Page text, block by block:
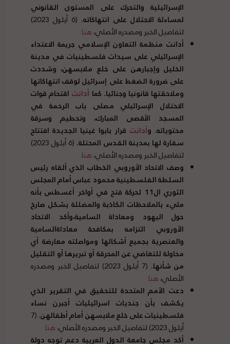
الإسرائيلية والتحرك على المستوى القانوني
لمساءلة الاحتلال على انتهاكاته.
(6 أيلول 2023)
لتفاصيل الخبر ومصدره الأصلي،هنا
أدانت منظمة التعاون الإسلامي جريمة الاعتداء
الإسرائيلي على سيدات فلسطينيات في مدينة
الخليل وإجبارهن على خلع ملابسهن، وشددت
على ضرورة الضغط على إسرائيل لوقف انتهاكاتها
وملاحقتها قانونيا وجنائيا. كما أدانت اقتحام قوات
الاحتلال الإسرائيلي مصلى باب الرحمة في
المسجد الأقصى المبارك، وتحطيم وسرقة
محتوياته. وأدانت قرار بابوا غينيا الجديدة افتتاح
سفارة لها بمدينة القدس المحتلة.
(6 أيلول 2023)
لتفاصيل الخبر ومصدره الأصلي،هنا
وصف الاتحاد الأوروبي الخطاب الذي ألقاه رئيس
السلطة الفلسطينية محمود عباس أمام المجلس
الثوري ال11 لحركة فتح في أواخر أغسطس بأنه
مليء بالملاحظات الكاذبة والمضللة بشكل صارخ
حول اليهود ومعاداة السامية،وأكد الاتحاد
الأوروبي التزامه بمكافحة معاداةالسامية
والعنصرية بجميع أشكالها ومواصلته معارضة أي
محاولة للتغاضي عن المحرقة أو تبريرها أو التقليل
من شأنها.
(7 أيلول 2023) لتفاصيل الخبر ومصدره
الأصلي،هنا
دعت الأمم المتحدة للتحقيق في التقرير الذي
يكشف بأن جنديات اسرائيليات أجبرن نساء
فلسطينيات على خلع ملابسهن أمام أطفالهن.
(7
أيلول 2023) لتفاصيل الخبر ومصدره الأصلي،
هنا
أكد مجلس جامعة الدول العربية دعم توجه دولة